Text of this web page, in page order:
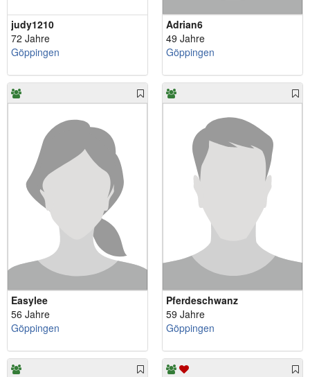
judy1210
72 Jahre
Göppingen
Adrian6
49 Jahre
Göppingen
Easylee
56 Jahre
Göppingen
Pferdeschwanz
59 Jahre
Göppingen